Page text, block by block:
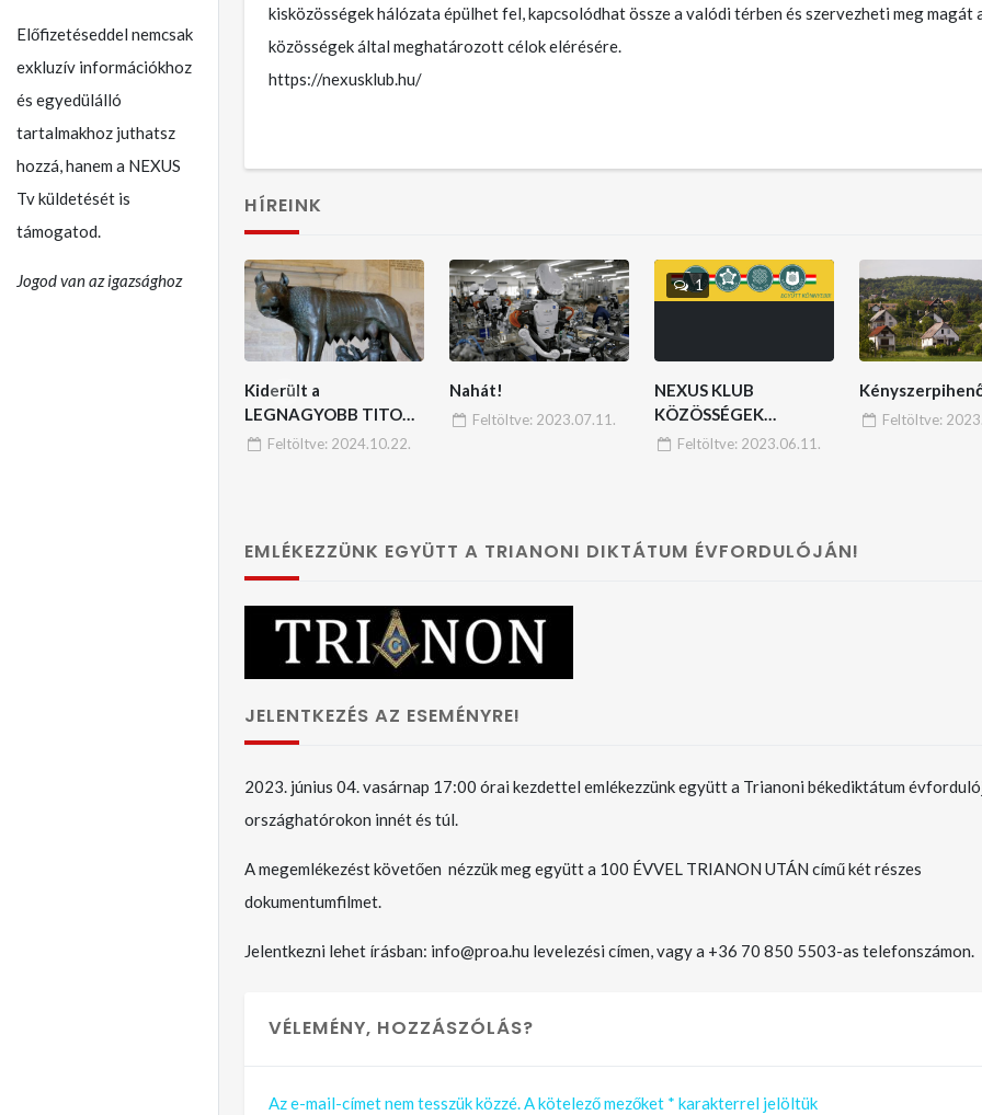
Előfizetéseddel nemcsak
exkluzív információkhoz
és egyedülálló
tartalmakhoz juthatsz
hozzá, hanem a NEXUS
Tv küldetését is
támogatod.
Jogod van az igazsághoz
kisközösségek hálózata épülhet fel, kapcsolódhat össze a valódi térben és szervezheti meg magát
közösségek által meghatározott célok elérésére.
https://nexusklub.hu/
HÍREINK
Kiderült a
LEGNAGYOBB TITOK:
A trák-dákok képviselik
Feltöltve: 2024.10.22.
Nahát!
Feltöltve: 2023.07.11.
1
NEXUS KLUB
KÖZÖSSÉGEK
HÁLÓZATA
Feltöltve: 2023.06.11.
Feltöltve:
EMLÉKEZZÜNK EGYÜTT A TRIANONI DIKTÁTUM ÉVFORDULÓJÁN!
JELENTKEZÉS AZ ESEMÉNYRE!
2023. június 04. vasárnap 17:00 órai kezdettel emlékezzünk együtt a Trianoni békediktátum
országhatórokon innét és túl.
A megemlékezést követően nézzük meg együtt a 100 ÉVVEL TRIANON UTÁN című két részes
dokumentumfilmet.
Jelentkezni lehet írásban: info@proa.hu levelezési címen, vagy a +36 70 850 5503-as telefonszámon.
VÉLEMÉNY, HOZZÁSZÓLÁS?
Az e-mail-címet nem tesszük közzé.A kötelező mezőket * karakterrel jelöltük